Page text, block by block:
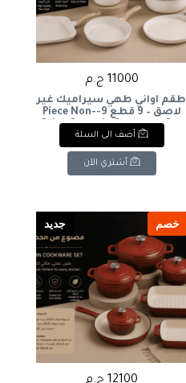
11000 ج.م
طقم أواني طهي سيراميك غير
لاصق – 9 قطع 9-Piece Non-
Stick Ceramic Cookware Set
أضف الى السلة
أشتري الآن
خصم جديد